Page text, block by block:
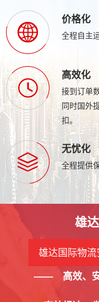
价格化
全程自主
高效化
接到订单
同时国外
扣。
无忧化
全程提供
雄
雄达国际物
—— 高效、安